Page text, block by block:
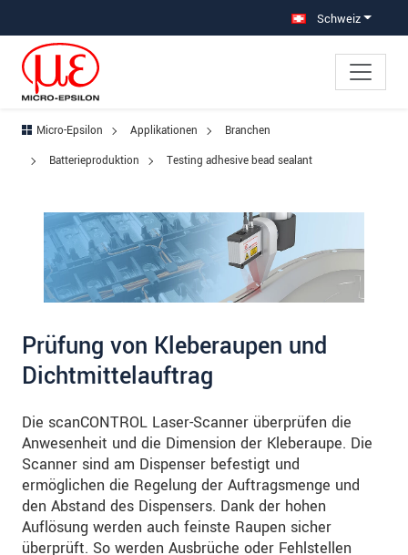
Schweiz
Micro-Epsilon Applikationen
Branchen
Batterieproduktion
Testing adhesive bead sealant
Prüfung von Kleberaupen und
Dichtmittelauftrag
Die scanCONTROL Laser-Scanner überprüfen die
Anwesenheit und die Dimension der Kleberaupe. Die
Scanner sind am Dispenser befestigt und
ermöglichen die Regelung der Auftragsmenge und
den Abstand des Dispensers. Dank der hohen
Auflösung werden auch feinste Raupen sicher
überprüft. So werden Ausbrüche oder Fehlstellen